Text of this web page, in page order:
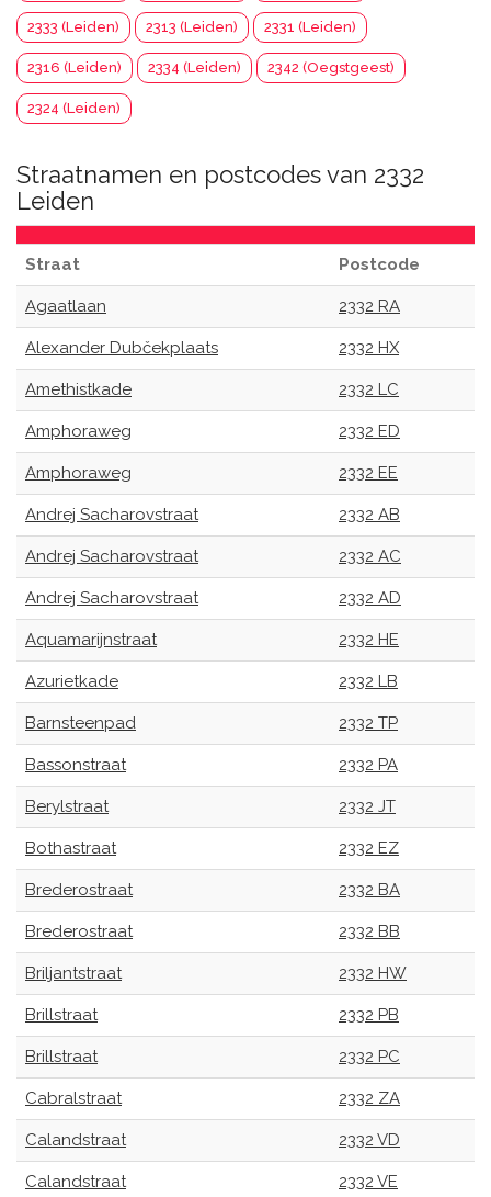
2333 (Leiden) 2313 (Leiden) 2331 (Leiden)
2316 (Leiden) 2334 (Leiden) 2342 (Oegstgeest)
2324 (Leiden)
Straatnamen en postcodes van 2332
Leiden
Straat Postcode
Agaatlaan 2332 RA
Alexander Dubčekplaats 2332 HX
Amethistkade 2332 LC
Amphoraweg 2332 ED
Amphoraweg 2332 EE
Andrej Sacharovstraat 2332 AB
Andrej Sacharovstraat 2332 AC
Andrej Sacharovstraat 2332 AD
Aquamarijnstraat 2332 HE
Azurietkade 2332 LB
Barnsteenpad 2332 TP
Bassonstraat 2332 PA
Berylstraat 2332 JT
Bothastraat 2332 EZ
Brederostraat 2332 BA
Brederostraat 2332 BB
Briljantstraat 2332 HW
Brillstraat 2332 PB
Brillstraat 2332 PC
Cabralstraat 2332 ZA
Calandstraat 2332 VD
Calandstraat 2332 VE